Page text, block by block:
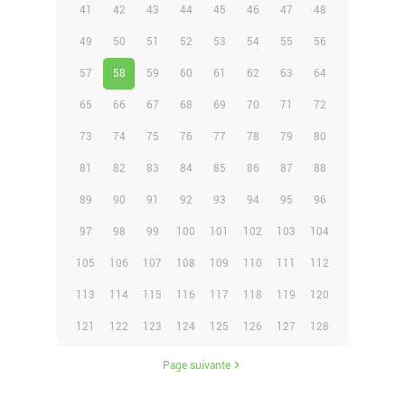
41 42 43 44 45 46 47 48
49 50 51 52 53 54 55 56
57 58 59 60 61 62 63 64
65 66 67 68 69 70 71 72
73 74 75 76 77 78 79 80
81 82 83 84 85 86 87 88
89 90 91 92 93 94 95 96
97 98 99 100 101 102 103 104
105 106 107 108 109 110 111 112
113 114 115 116 117 118 119 120
121 122 123 124 125 126 127 128
Page suivante